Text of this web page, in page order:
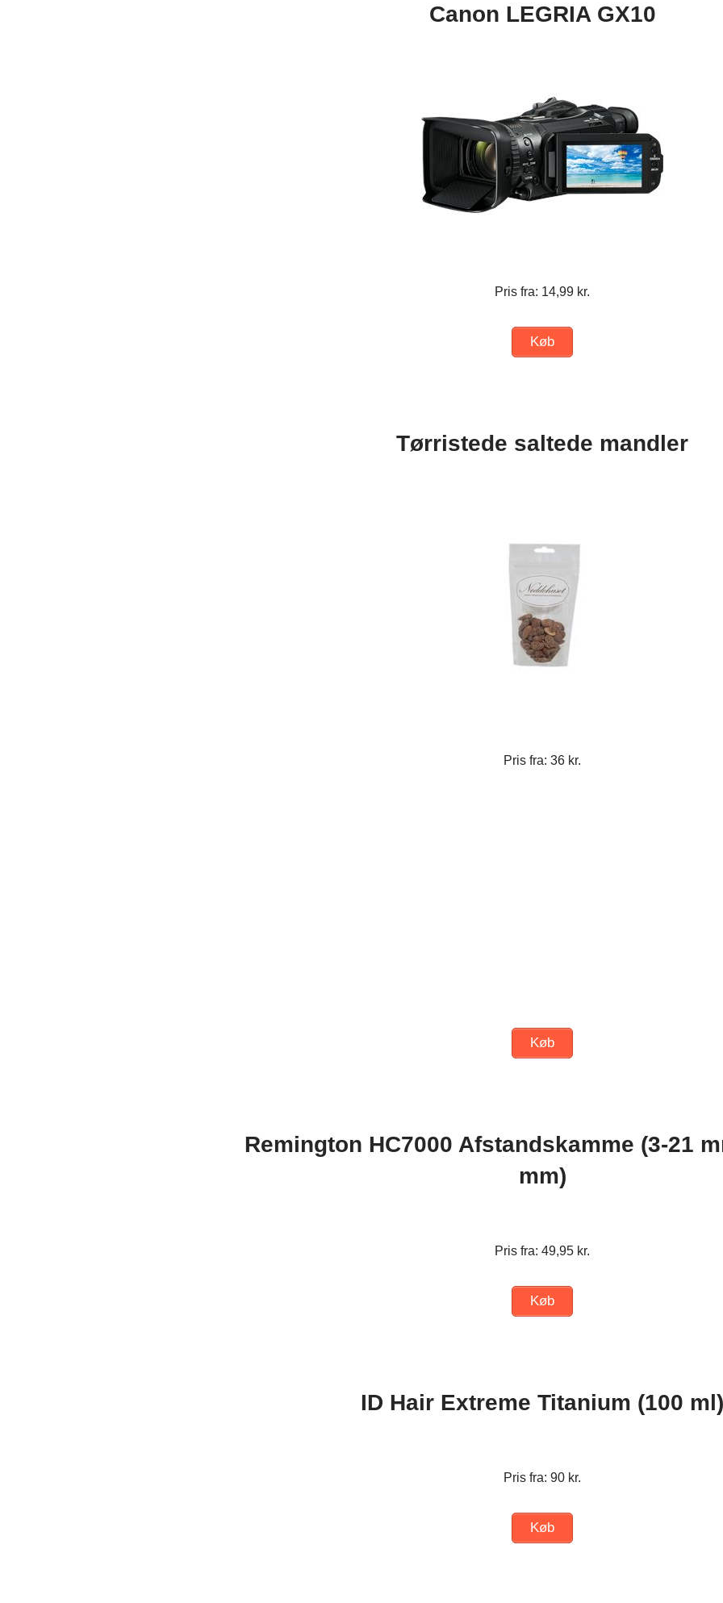
Canon LEGRIA GX10
Pris fra: 14,99 kr.
Køb
Tørristede saltede mandler
Pris fra: 36 kr.
Køb
Remington HC7000 Afstandskamme (3-21
mm)
Pris fra: 49,95 kr.
Køb
ID Hair Extreme Titanium (100 ml)
Pris fra: 90 kr.
Køb